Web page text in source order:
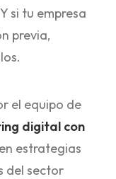
si tu empresa
previa,
el equipo de
digital con
estrategias
del sector